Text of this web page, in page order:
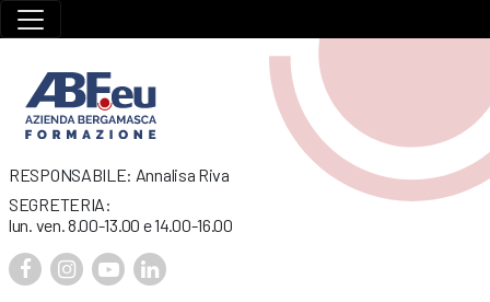
RESPONSABILE: Annalisa Riva
SEGRETERIA:
lun. ven. 8.00-13.00 e 14.00-16.00